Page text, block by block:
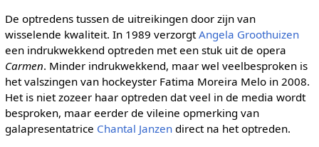
De optredens tussen de uitreikingen door zijn van
wisselende kwaliteit. In 1989 verzorgtAngela Groothuizen
een indrukwekkend optreden met een stuk uit de opera
Carmen. Minder indrukwekkend, maar wel veelbesproken is
het valszingen van hockeyster Fatima Moreira Melo in 2008.
Het is niet zozeer haar optreden dat veel in de media wordt
besproken, maar eerder de vileine opmerking van
galapresentatrice Chantal Janzendirect na het optreden.